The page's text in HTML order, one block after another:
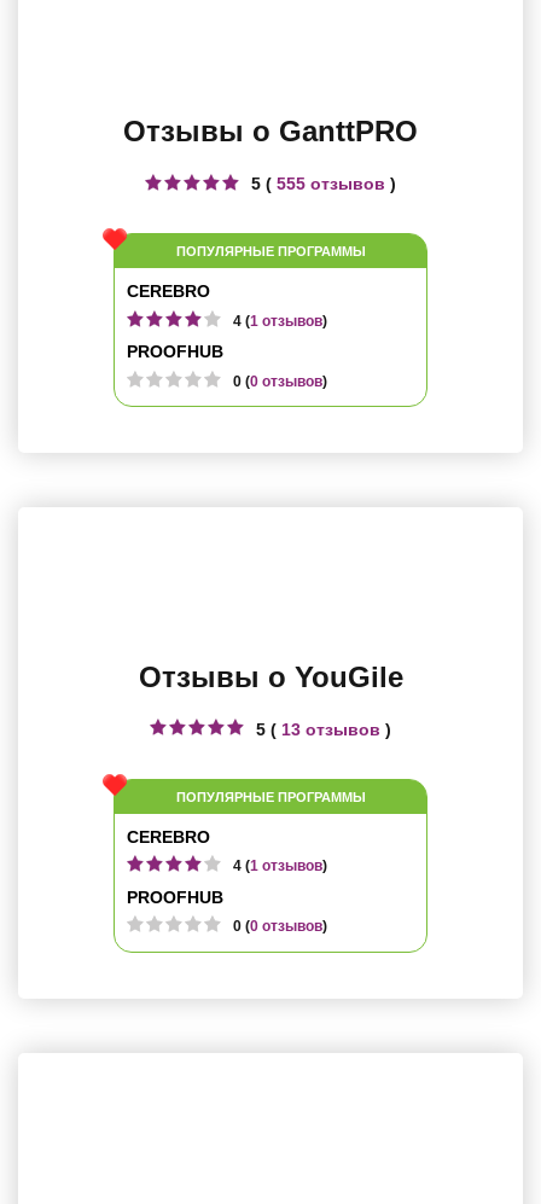
Отзывы о GanttPRO
5 ( 555 отзывов )
ПОПУЛЯРНЫЕ ПРОГРАММЫ
CEREBRO
4 (1 отзывов)
PROOFHUB
0 (0 отзывов)
Отзывы о YouGile
5 ( 13 отзывов )
ПОПУЛЯРНЫЕ ПРОГРАММЫ
CEREBRO
4 (1 отзывов)
PROOFHUB
0 (0 отзывов)